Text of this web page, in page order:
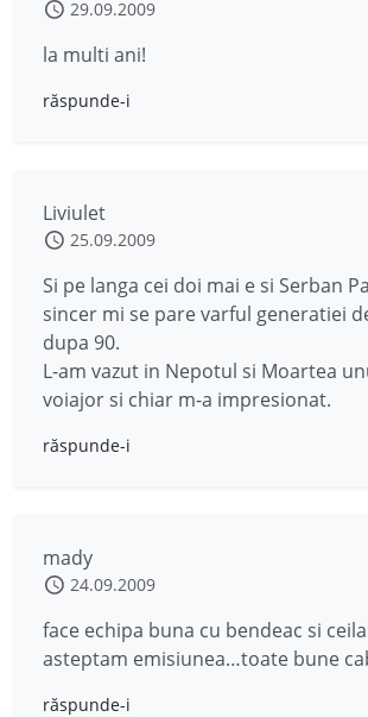
29.09.2009
la multi ani!
răspunde-i
Liviulet
25.09.2009
Si pe langa cei doi mai e si Serban
sincer mi se pare varful generatiei
dupa 90.
L-am vazut in Nepotul si Moartea
voiajor si chiar m-a impresionat.
răspunde-i
mady
24.09.2009
face echipa buna cu bendeac si
asteptam emisiunea…toate bune
răspunde-i